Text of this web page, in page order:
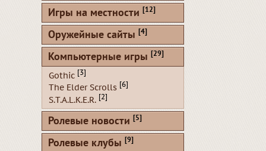
Игры на местности [12]
Оружейные сайты [4]
Компьютерные игры [29]
Gothic [3]
The Elder Scrolls [6]
S.T.A.L.K.E.R. [2]
Ролевые новости [5]
Ролевые клубы [9]